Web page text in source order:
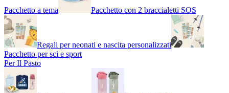
Pacchetto a tema Pacchetto con 2 braccialetti SOS
Regali per neonati e nascita personalizzati
Pacchetto per sci e sport
Per Il Pasto